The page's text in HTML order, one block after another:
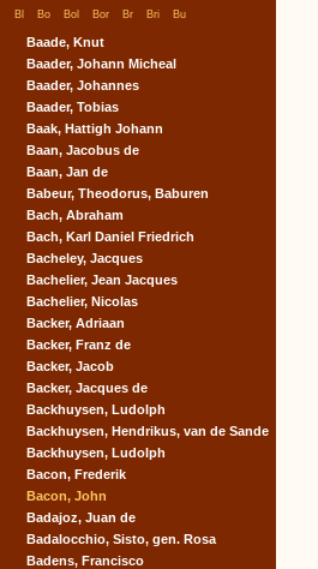
Bl Bo Bol Bor Br Bri Bu
Baade, Knut
Baader, Johann Micheal
Baader, Johannes
Baader, Tobias
Baak, Hattigh Johann
Baan, Jacobus de
Baan, Jan de
Babeur, Theodorus, Baburen
Bach, Abraham
Bach, Karl Daniel Friedrich
Bacheley, Jacques
Bachelier, Jean Jacques
Bachelier, Nicolas
Backer, Adriaan
Backer, Franz de
Backer, Jacob
Backer, Jacques de
Backhuysen, Ludolph
Backhuysen, Hendrikus, van de Sande
Backhuysen, Ludolph
Bacon, Frederik
Bacon, John
Badajoz, Juan de
Badalocchio, Sisto, gen. Rosa
Badens, Francisco